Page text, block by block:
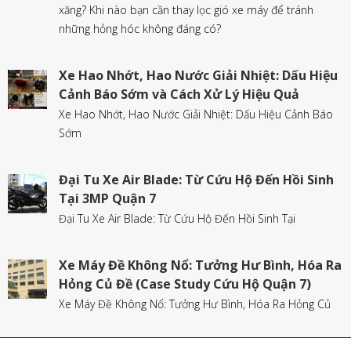
xăng? Khi nào bạn cần thay lọc gió xe máy để tránh
những hỏng hóc không đáng có?
Xe Hao Nhớt, Hao Nước Giải Nhiệt: Dấu Hiệu
Cảnh Báo Sớm và Cách Xử Lý Hiệu Quả
Xe Hao Nhớt, Hao Nước Giải Nhiệt: Dấu Hiệu Cảnh Báo
Sớm
Đại Tu Xe Air Blade: Từ Cứu Hộ Đến Hồi Sinh
Tại 3MP Quận 7
Đại Tu Xe Air Blade: Từ Cứu Hộ Đến Hồi Sinh Tại
Xe Máy Đề Không Nổ: Tưởng Hư Bình, Hóa Ra
Hỏng Củ Đề (Case Study Cứu Hộ Quận 7)
Xe Máy Đề Không Nổ: Tưởng Hư Bình, Hóa Ra Hỏng Củ